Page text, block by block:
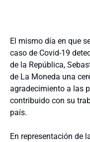
El mismo día en que
caso de Covid-19
de la República,
de La Moneda una
agradecimiento a las
contribuido con su
país.
En representación de